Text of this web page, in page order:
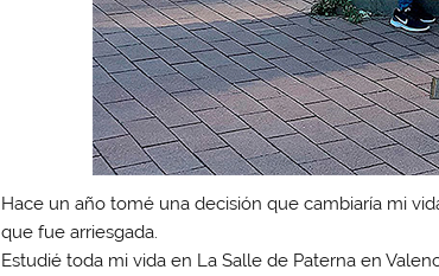
Hace un año tomé una decisión que cambiaría mi
que fue arriesgada.
Estudié toda mi vida en La Salle de Paterna en